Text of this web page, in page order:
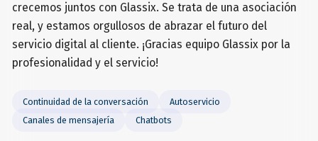
crecemos juntos con Glassix. Se trata de una asociación
real, y estamos orgullosos de abrazar el futuro del
servicio digital al cliente. ¡Gracias equipo Glassix por la
profesionalidad y el servicio!
Continuidad de la conversación
Autoservicio
Canales de mensajería
Chatbots